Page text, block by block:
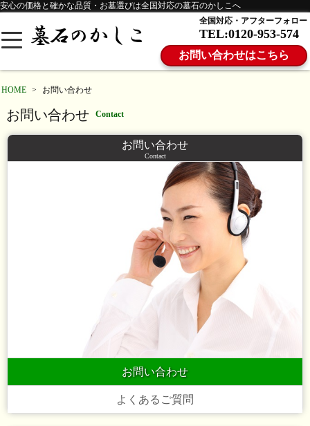
安心の価格と確かな品質・お墓選びは全国対応の墓石のかしこへ
全国対応・アフターフォロー
TEL:0120-953-574
お問い合わせはこちら
HOME > お問い合わせ
お問い合わせ Contact
お問い合わせ
Contact
お問い合わせ
よくあるご質問